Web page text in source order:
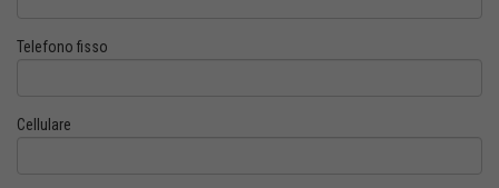
Telefono fisso
Cellulare